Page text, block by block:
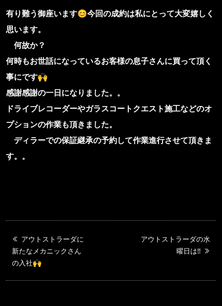
有り難う御座います😊今回の成約は私にとって大変嬉しく
思います。
何故か？
何時もお世話になっているお客様の息子さんに買って頂く
事にです🙌
感謝感謝の一日になりました。。
ドライブレコーダーやガラスコートクエスト施工などのオ
プションの作業も頂きました。
ディラーでの保証継承の予約して作業進行させて頂きま
す。。
アウトストラーダに
新たなメカニックさん
の入社🙌
アウトストラーダの水
曜日は‼️